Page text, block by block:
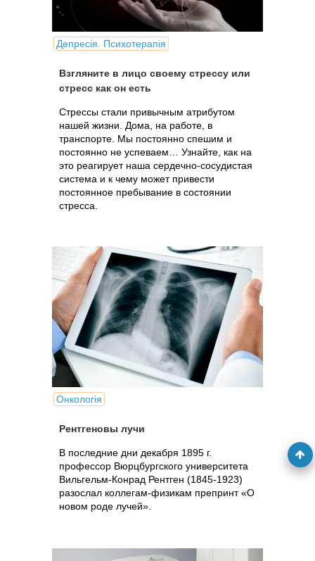
Депресія. Психотерапія
Взгляните в лицо своему стрессу или
стресс как он есть
Стрессы стали привычным атрибутом
нашей жизни. Дома, на работе, в
транспорте. Мы постоянно спешим и
постоянно не успеваем… Узнайте, как на
это реагирует наша сердечно-сосудистая
система и к чему может привести
постоянное пребывание в состоянии
стресса.
Онкологія
Рентгеновы лучи
В последние дни декабря 1895 г.
профессор Вюрцбургского университета
Вильгельм-Конрад Рентген (1845-1923)
разослал коллегам-физикам препринт «О
новом роде лучей».